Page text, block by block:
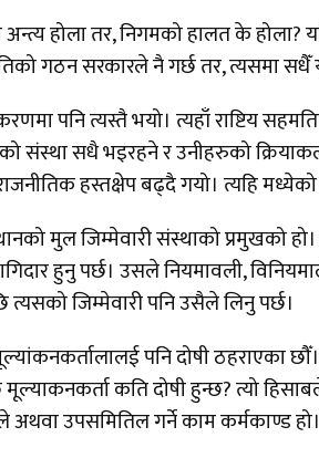
होला तर, निगमको हालत के होला?
गठन सरकारले नै गर्छ तर, त्यसमा
पनि त्यस्तै भयो। त्यहाँ राष्टिय
संस्था सधै भइरहने र उनीहरुको
हस्तक्षेप बढ्दै गयो। त्यहि
मुल जिम्मेवारी संस्थाको प्रमुखको
हुनु पर्छ। उसले नियमावली,
जिम्मेवारी पनि उसैले लिनु पर्छ।
पनि दोषी
कति दोषी हुन्छ? त्यो
उपसमितिल गर्ने काम कर्मकाण्ड